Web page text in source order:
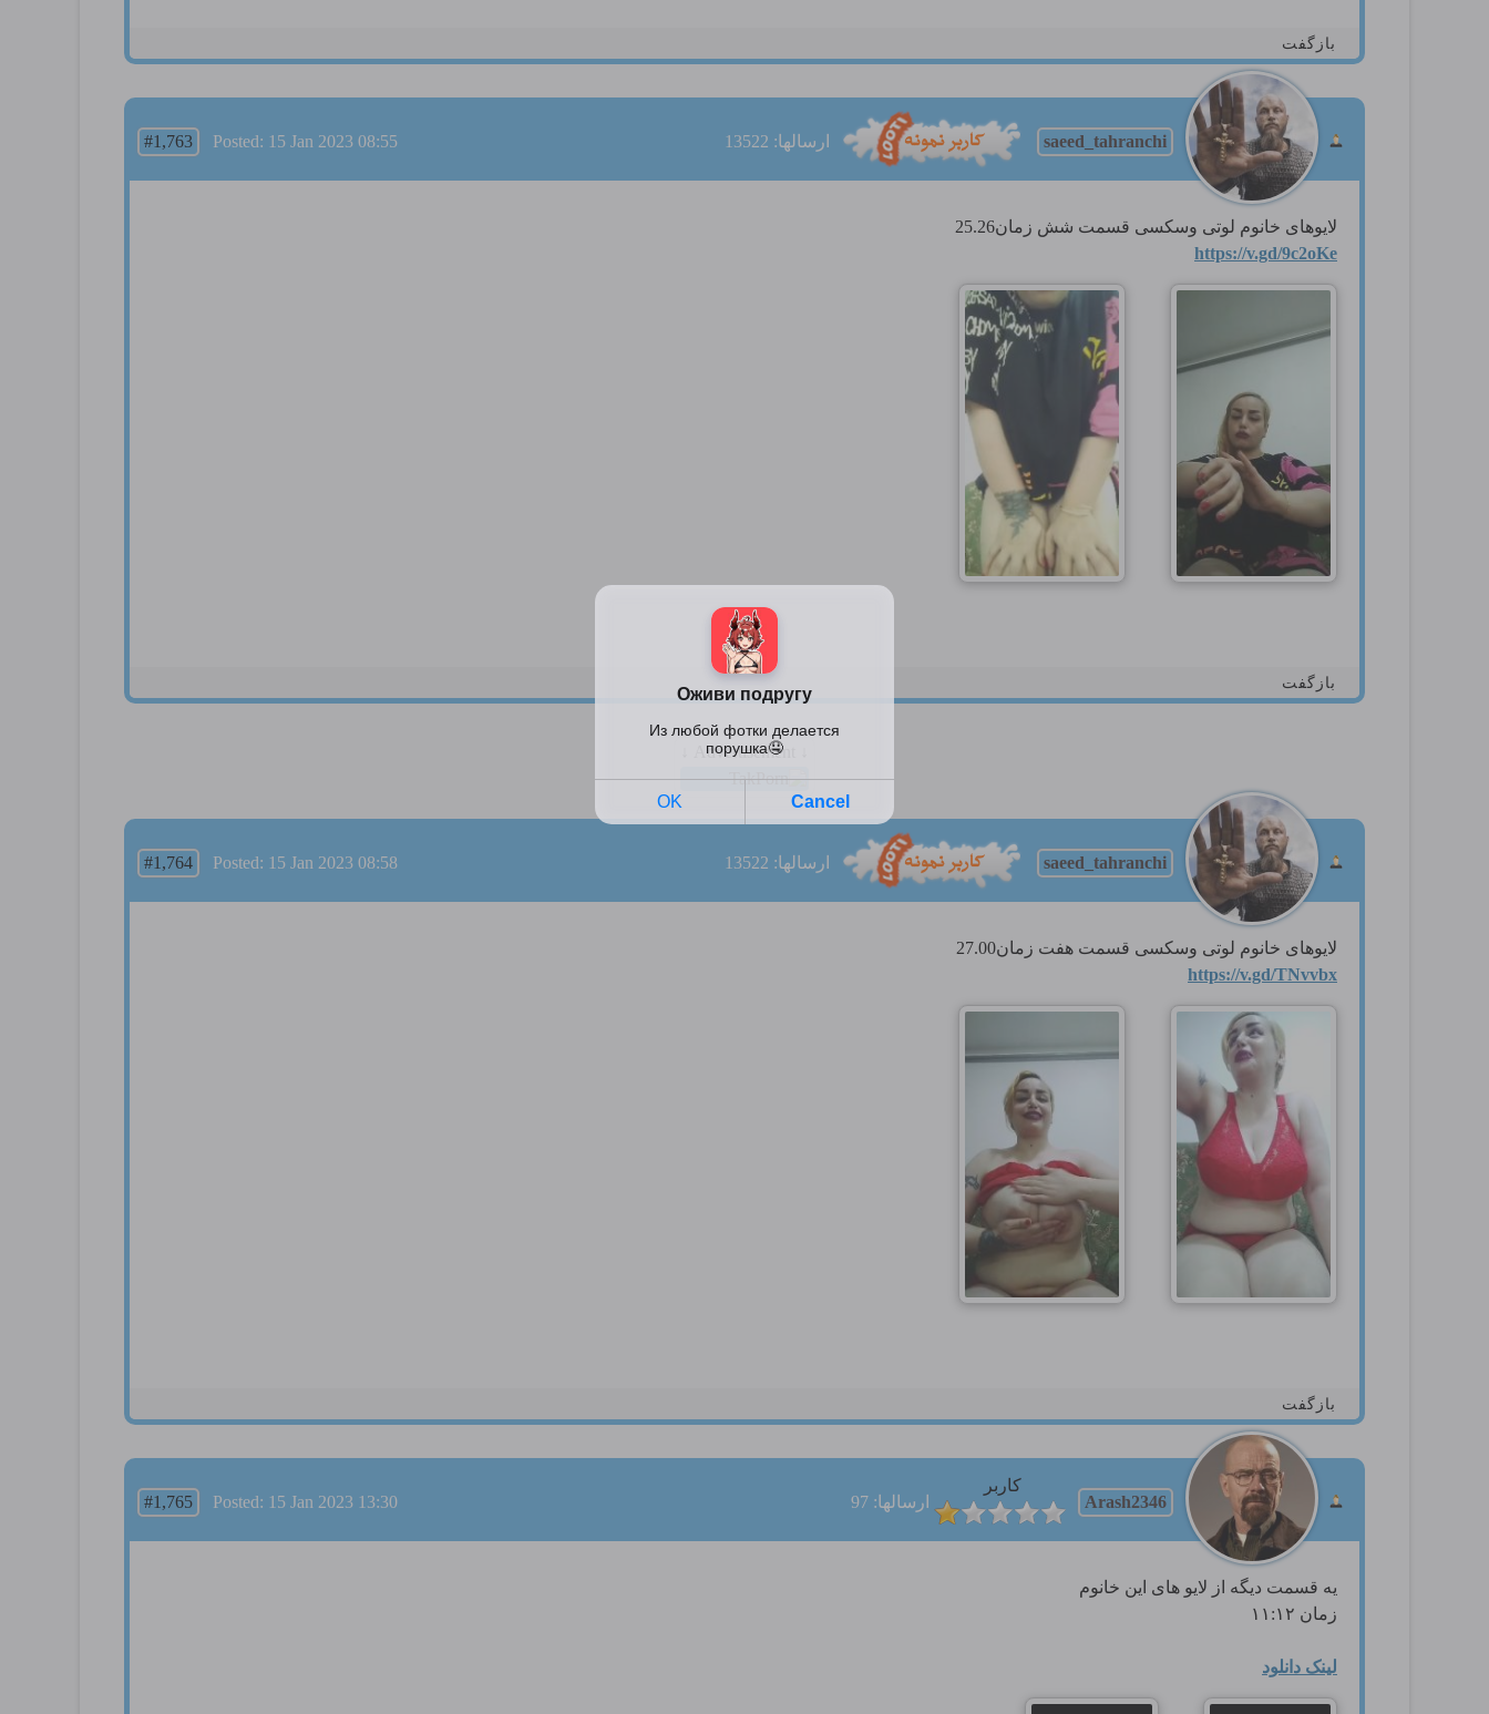
بازگفت
saeed_tahranchi ارسالها: 13522 #1,763 Posted: 15 Jan 2023 08:55
لایوهای خانوم لوتی وسکسی قسمت شش زمان25.26
https://v.gd/9c2oKe
بازگفت
saeed_tahranchi ارسالها: 13522 #1,764 Posted: 15 Jan 2023 08:58
لایوهای خانوم لوتی وسکسی قسمت هفت زمان27.00
https://v.gd/TNvvbx
بازگفت
Arash2346
کاربر
ارسالها: 97
#1,765 Posted: 15 Jan 2023 13:30
یه قسمت دیگه از لایو های این خانوم
زمان ۱۱:۱۲
لینک دانلود